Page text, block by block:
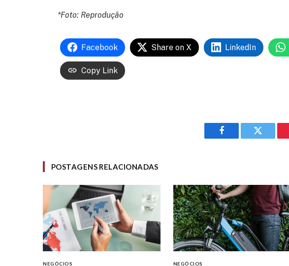
*Foto: Reprodução
Facebook Share on X LinkedIn
Copy Link
Facebook Twitter
POSTAGENS RELACIONADAS
NEGÓCIOS NEGÓCIOS